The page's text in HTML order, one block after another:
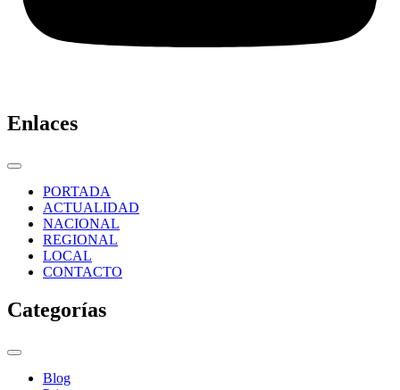
Enlaces
PORTADA
ACTUALIDAD
NACIONAL
REGIONAL
LOCAL
CONTACTO
Categorías
Blog